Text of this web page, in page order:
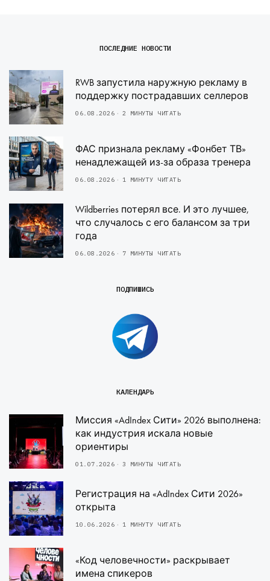
ПОСЛЕДНИЕ НОВОСТИ
RWB запустила наружную рекламу в
поддержку пострадавших селлеров
06.08.2026 2 МИНУТЫ ЧИТАТЬ
ФАС признала рекламу «Фонбет ТВ»
ненадлежащей из-за образа тренера
06.08.2026 1 МИНУТУ ЧИТАТЬ
Wildberries потерял все. И это лучшее,
что случалось с его балансом за три
года
06.08.2026 7 МИНУТЫ ЧИТАТЬ
ПОДПИШИСЬ
КАЛЕНДАРЬ
Миссия «AdIndex Сити» 2026 выполнена:
как индустрия искала новые
ориентиры
01.07.2026 3 МИНУТЫ ЧИТАТЬ
Регистрация на «AdIndex Сити 2026»
открыта
10.06.2026 1 МИНУТУ ЧИТАТЬ
«Код человечности» раскрывает
имена спикеров